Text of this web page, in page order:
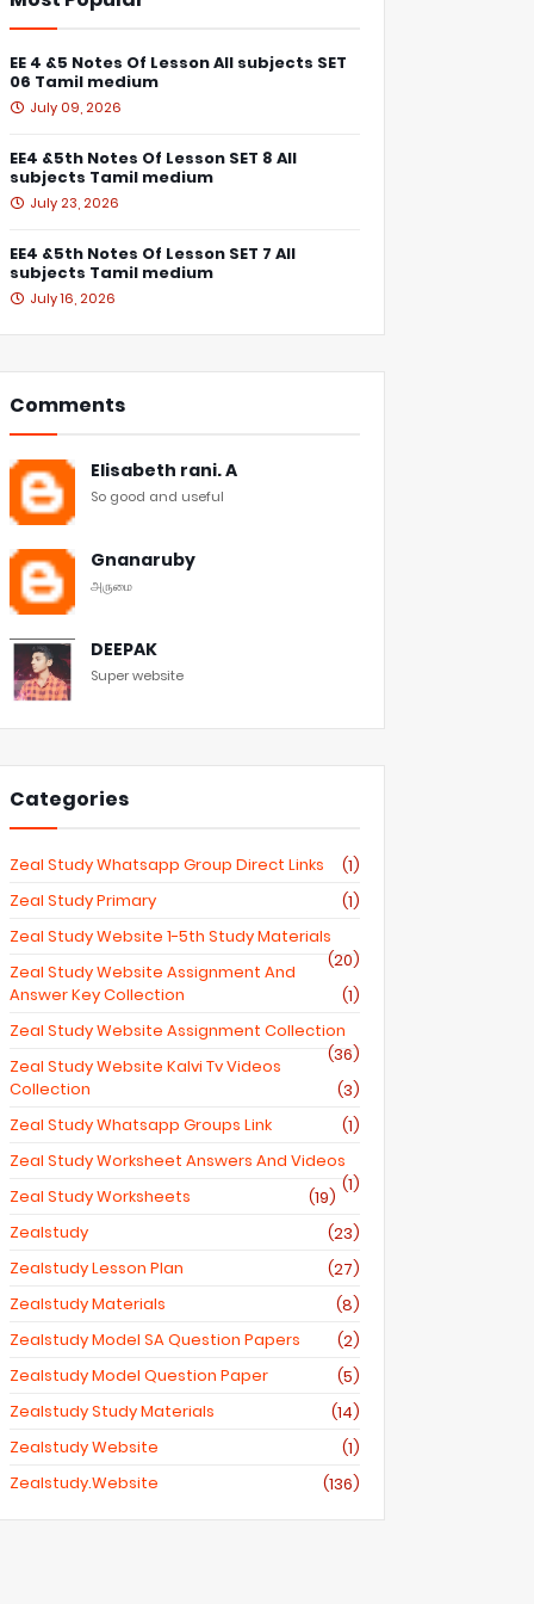
EE 4 &5 Notes Of Lesson All subjects SET
06 Tamil medium
July 09, 2026
EE4 &5th Notes Of Lesson SET 8 All
subjects Tamil medium
July 23, 2026
EE4 &5th Notes Of Lesson SET 7 All
subjects Tamil medium
July 16, 2026
Comments
Elisabeth rani. A
So good and useful
Gnanaruby
அருமை
DEEPAK
Super website
Categories
Zeal Study Whatsapp Group Direct Links
(1)
Zeal Study Primary
(1)
Zeal Study Website 1-5th Study Materials
(20)
Zeal Study Website Assignment And
Answer Key Collection
(1)
Zeal Study Website Assignment Collection
(36)
Zeal Study Website Kalvi Tv Videos
Collection
(3)
Zeal Study Whatsapp Groups Link
(1)
Zeal Study Worksheet Answers And Videos
(1)
Zeal Study Worksheets
(19)
Zealstudy
(23)
Zealstudy Lesson Plan
(27)
Zealstudy Materials
(8)
Zealstudy Model SA Question Papers
(2)
Zealstudy Model Question Paper
(5)
Zealstudy Study Materials
(14)
Zealstudy Website
(1)
Zealstudy.website
(136)